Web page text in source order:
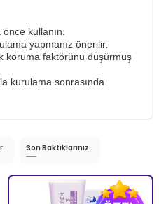
kullanın.
yapmanız önerilir.
koruma faktörünü düşürmüş
kurulama sonrasında
Son Baktıklarınız